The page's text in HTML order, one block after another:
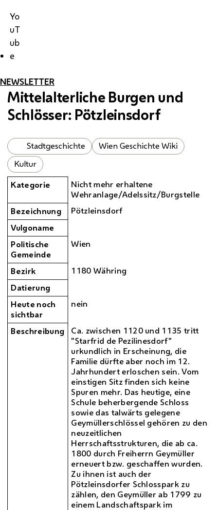
Yo
uT
ub
e
NEWSLETTER
Mittelalterliche Burgen und
Schlösser: Pötzleinsdorf
Stadtgeschichte
Wien Geschichte Wiki
Kultur
Kategorie
Nicht mehr erhaltene
Wehranlage/Adelssitz/Burgstelle
Bezeichnung
Pötzleinsdorf
Vulgoname
Politische
Gemeinde
Wien
Bezirk
1180 Währing
Datierung
Heute noch
sichtbar
nein
Beschreibung Ca. zwischen 1120 und 1135 tritt
"Starfrid de Pezilinesdorf"
urkundlich in Erscheinung, die
Familie dürfte aber noch im 12.
Jahrhundert erloschen sein. Vom
einstigen Sitz finden sich keine
Spuren mehr. Das heutige, eine
Schule beherbergende Schloss
sowie das talwärts gelegene
Geymüllerschlössel gehören zu den
neuzeitlichen
Herrschaftsstrukturen, die ab ca.
1800 durch Freiherrn Geymüller
erneuert bzw. geschaffen wurden.
Zu ihnen ist auch der
Pötzleinsdorfer Schlosspark zu
zählen, den Geymüller ab 1799 zu
einem Landschaftspark im